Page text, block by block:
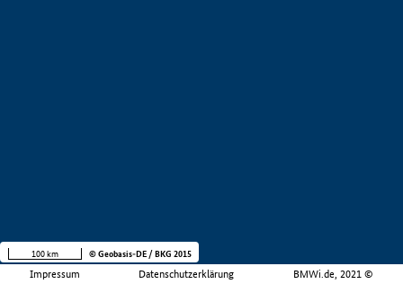
Impressum Datenschutzerklärung BMWi.de, 2021 ©
100 km © Geobasis-DE / BKG 2015